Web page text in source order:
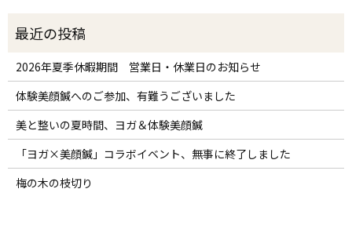
2026年夏季休暇期間 営業日・休業日のお知らせ
体験美顔鍼へのご参加、有難うございました
美と整いの夏時間、ヨガ＆体験美顔鍼
「ヨガ×美顔鍼」コラボイベント、無事に終了しました
梅の木の枝切り